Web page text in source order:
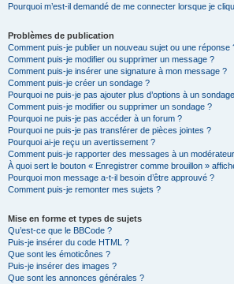
Pourquoi m’est-il demandé de me connecter lorsque je
Problèmes de publication
Comment puis-je publier un nouveau sujet ou une réponse
Comment puis-je modifier ou supprimer un message ?
Comment puis-je insérer une signature à mon message ?
Comment puis-je créer un sondage ?
Pourquoi ne puis-je pas ajouter plus d’options à un
Comment puis-je modifier ou supprimer un sondage ?
Pourquoi ne puis-je pas accéder à un forum ?
Pourquoi ne puis-je pas transférer de pièces jointes ?
Pourquoi ai-je reçu un avertissement ?
Comment puis-je rapporter des messages à un
À quoi sert le bouton « Enregistrer comme brouillon »
Pourquoi mon message a-t-il besoin d’être approuvé ?
Comment puis-je remonter mes sujets ?
Mise en forme et types de sujets
Qu’est-ce que le BBCode ?
Puis-je insérer du code HTML ?
Que sont les émoticônes ?
Puis-je insérer des images ?
Que sont les annonces générales ?